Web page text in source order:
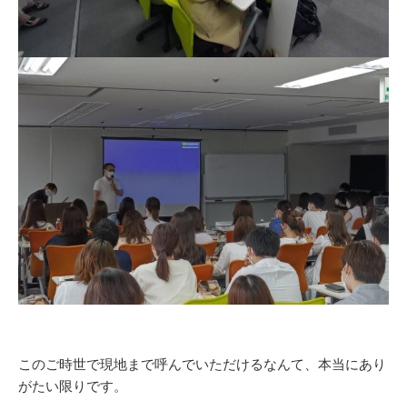
このご時世で現地まで呼んでいただけるなんて、本当にあり
がたい限りです。